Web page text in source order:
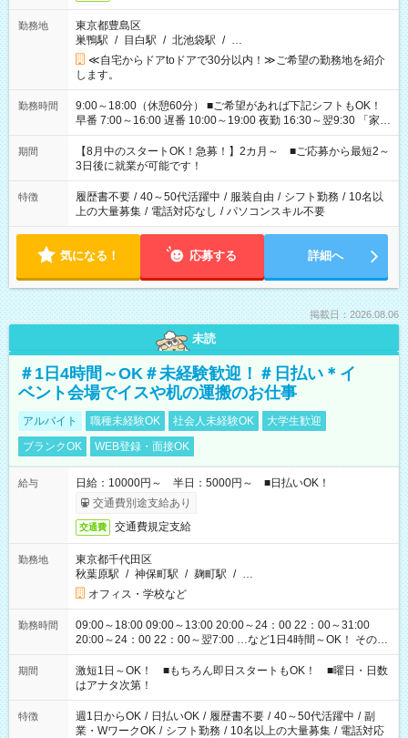
勤務地
東京都豊島区
巣鴨駅 / 目白駅 / 北池袋駅 / …
≪自宅からドアtoドアで30分以内！≫ご希望の勤務地を紹介
します。
勤務時間
9:00～18:00（休憩60分） ■ご希望があれば下記シフトもOK！
早番 7:00～16:00 遅番 10:00～19:00 夜勤 16:30～翌9:30 「家族
と休みを合わせたい」 「余裕を持って夕飯の準備がしたい」
「できれば残業はしたくない」 など、ご希望を教えてください
ね。 ※Wワーク希望の方へ 今ご覧のお仕事で希望する勤務時間
と、もう1つのお仕事の勤務時間。 合計で週40時間を超える場
合は応募できません。
期間
【8月中のスタートOK！急募！】2カ月～ ■ご応募から最短2～
3日後に就業が可能です！
特徴 履歴書不要 / 40～50代活躍中 / 服装自由 / シフト勤務 / 10名以
上の大量募集 / 電話対応なし / パソコンスキル不要
気になる！ 応募する 詳細へ
掲載日：2026.08.06
未読
＃1日4時間～OK＃未経験歓迎！＃日払い＊イ
ベント会場でイスや机の運搬のお仕事
アルバイト 職種未経験OK 社会人未経験OK
大学生歓迎
ブランクOK
WEB登録・面接OK
給与
日給：10000円～ 半日：5000円～ ■日払いOK！
交通費別途支給あり
交通費 交通費規定支給
勤務地
東京都千代田区
秋葉原駅 / 神保町駅 / 麹町駅 / …
オフィス・学校など
勤務時間
09:00～18:00 09:00～13:00 20:00～24：00 22：00～31:00
20:00～24：00 22：00～翌7:00 …など1日4時間～OK！ その他
シフトもございます！ お気軽にご相談ください！
期間
激短1日～OK！ ■もちろん即日スタートもOK！ ■曜日・日数
はアナタ次第！
特徴 週1日からOK / 日払いOK / 履歴書不要 / 40～50代活躍中 / 副
業・WワークOK / シフト勤務 / 10名以上の大量募集 / 電話対応